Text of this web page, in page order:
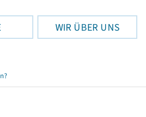
WIR ÜBER UNS